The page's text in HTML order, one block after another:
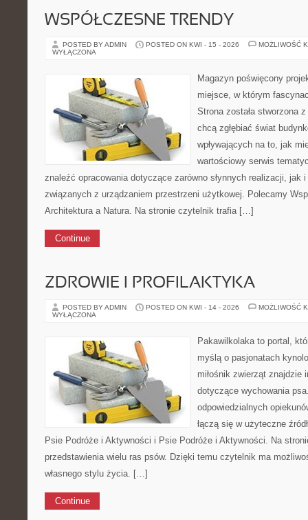
WSPÓŁCZESNE TRENDY
POSTED BY ADMIN POSTED ON KWI - 15 - 2026
MOŻLIWOŚĆ
WYŁĄCZONA
Magazyn poświęcony
miejsce, w którym
Strona została stworzona
chcą zgłębiać świat
wpływających na to, jak
wartościowy serwis
znaleźć opracowania dotyczące zarówno słynnych realizacji, jak
związanych z urządzaniem przestrzeni użytkowej. Polecamy
Architektura a Natura. Na stronie czytelnik trafia […]
Continue
ZDROWIE I PROFILAKTYKA
POSTED BY ADMIN POSTED ON KWI - 14 - 2026
MOŻLIWOŚĆ
WYŁĄCZONA
Pakawilkolaka to portal,
myślą o pasjonatach
miłośnik zwierząt znajdzie
dotyczące wychowania
odpowiedzialnych
łączą się w użyteczne
Psie Podróże i Aktywności i Psie Podróże i Aktywności. Na
przedstawienia wielu ras psów. Dzięki temu czytelnik ma
własnego stylu życia. […]
Continue